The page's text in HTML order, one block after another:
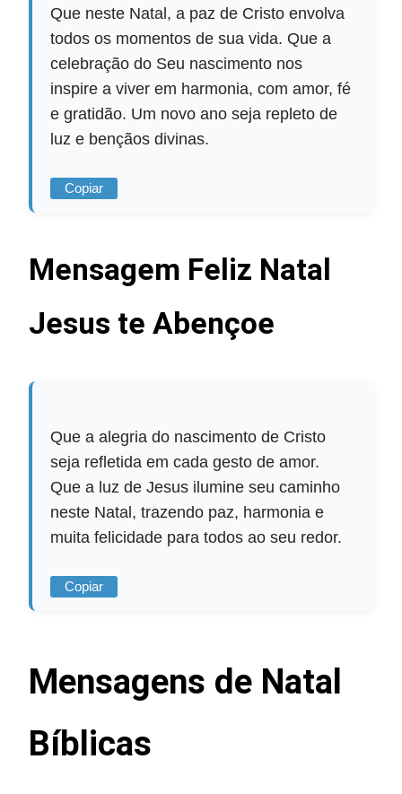
Que neste Natal, a paz de Cristo envolva
todos os momentos de sua vida. Que a
celebração do Seu nascimento nos
inspire a viver em harmonia, com amor, fé
e gratidão. Um novo ano seja repleto de
luz e bençãos divinas.
Copiar
Mensagem Feliz Natal
Jesus te Abençoe
Que a alegria do nascimento de Cristo
seja refletida em cada gesto de amor.
Que a luz de Jesus ilumine seu caminho
neste Natal, trazendo paz, harmonia e
muita felicidade para todos ao seu redor.
Copiar
Mensagens de Natal
Bíblicas